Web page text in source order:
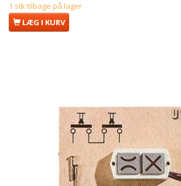
1 stk tilbage på lager
LÆG I KURV